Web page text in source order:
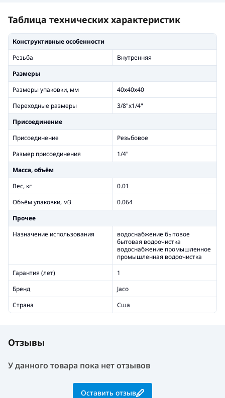
Таблица технических характеристик
Конструктивные особенности
Резьба
Внутренняя
Размеры
Размеры упаковки, мм
40х40х40
Переходные размеры
3/8"х1/4"
Присоединение
Присоединение
Резьбовое
Размер присоединения
1/4"
Масса, объём
Вес, кг
0.01
Объём упаковки, м3
0.064
Прочее
Назначение использования
водоснабжение бытовое
бытовая водоочистка
водоснабжение промышленное
промышленная водоочистка
Гарантия (лет)
1
Бренд
Jaco
Страна
Сша
Отзывы
У данного товара пока нет отзывов
Оставить отзыв